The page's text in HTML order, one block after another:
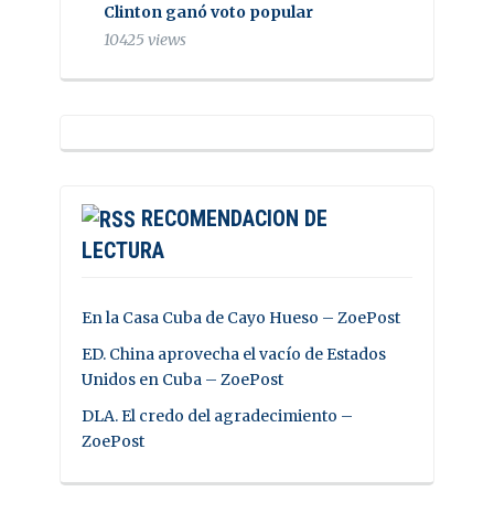
Clinton ganó voto popular
10425 views
RECOMENDACION DE
LECTURA
En la Casa Cuba de Cayo Hueso – ZoePost
ED. China aprovecha el vacío de Estados
Unidos en Cuba – ZoePost
DLA. El credo del agradecimiento –
ZoePost